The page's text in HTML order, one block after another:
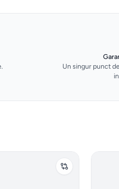
Un singur punct